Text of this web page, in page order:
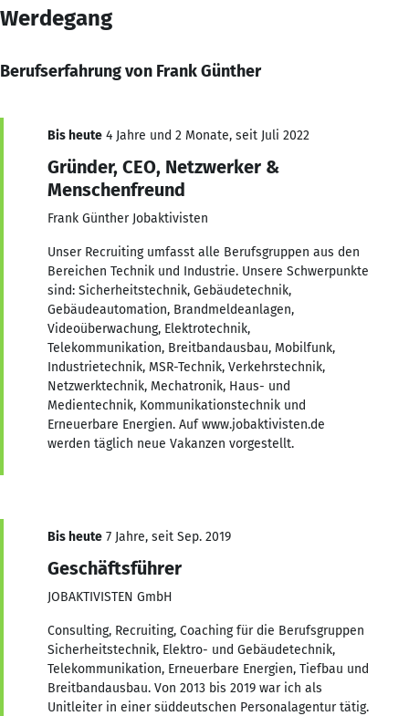
Werdegang
Berufserfahrung von Frank Günther
Bis heute 4 Jahre und 2 Monate, seit Juli 2022
Gründer, CEO, Netzwerker &
Menschenfreund
Frank Günther Jobaktivisten
Unser Recruiting umfasst alle Berufsgruppen aus den
Bereichen Technik und Industrie. Unsere Schwerpunkte
sind: Sicherheitstechnik, Gebäudetechnik,
Gebäudeautomation, Brandmeldeanlagen,
Videoüberwachung, Elektrotechnik,
Telekommunikation, Breitbandausbau, Mobilfunk,
Industrietechnik, MSR-Technik, Verkehrstechnik,
Netzwerktechnik, Mechatronik, Haus- und
Medientechnik, Kommunikationstechnik und
Erneuerbare Energien. Auf www.jobaktivisten.de
werden täglich neue Vakanzen vorgestellt.
Bis heute 7 Jahre, seit Sep. 2019
Geschäftsführer
JOBAKTIVISTEN GmbH
Consulting, Recruiting, Coaching für die Berufsgruppen
Sicherheitstechnik, Elektro- und Gebäudetechnik,
Telekommunikation, Erneuerbare Energien, Tiefbau und
Breitbandausbau. Von 2013 bis 2019 war ich als
Unitleiter in einer süddeutschen Personalagentur tätig.